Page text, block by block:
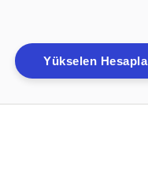
Yükselen Hesapla